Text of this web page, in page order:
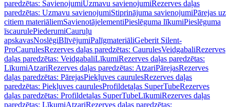
paredzētas: SavienojumiUzmavu savienojumiRezerves daļas
paredzētas: Uzmavu savienojumiStiprinājuma savienojumiPārejas uz
citiem materiāliemSavienotājelementiPieslēguma līkumiPieslēguma
īscaurulePiederumiCauruļu
apskavasNoslēgiBlīvējumiPalīgmateriāliGeberit Silent-
ProCaurulesRezerves daļas paredzētas: CaurulesVeidgabaliRezerves
daļas paredzētas: VeidgabaliLīkumiRezerves daļas paredzētas:
LīkumiAtzariRezerves daļas paredzētas: AtzariPārejasRezerves
daļas paredzētas: PārejasPiekļuves caurulesRezerves daļas
paredzētas: Piekļuves caurulesProfildetaļas SuperTubeRezerves
daļas paredzētas: Profildetaļas SuperTubeLīkumiRezerves daļas
paredzētas: LīkumiAtzariRezerves daļas paredzētas: